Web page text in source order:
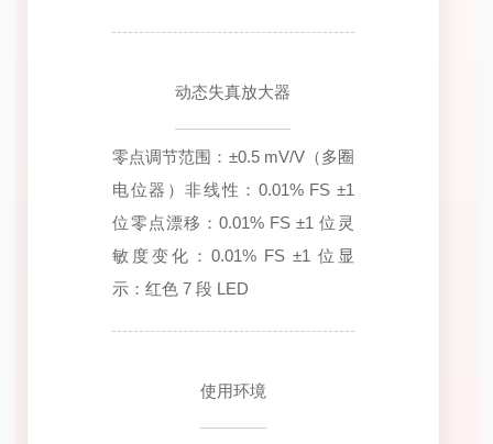
动态失真放大器
零点调节范围：±0.5 mV/V（多圈
电位器）非线性：0.01% FS ±1
位零点漂移：0.01% FS ±1 位 灵
敏度变化：0.01% FS ±1 位 显
示：红色 7 段 LED
使用环境